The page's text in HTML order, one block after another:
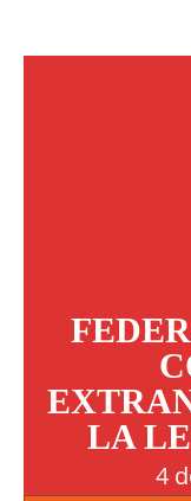
LA
4